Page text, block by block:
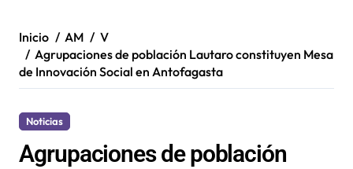
Inicio AM
V
Agrupaciones de población Lautaro constituyen Mesa
de Innovación Social en Antofagasta
Noticias
Agrupaciones de población